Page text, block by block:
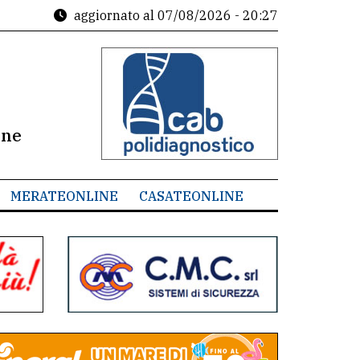
aggiornato al 07/08/2026 - 20:27
MERATEONLINE CASATEONLINE